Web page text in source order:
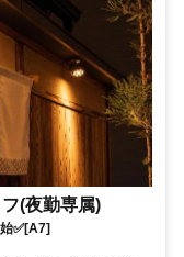
(夜勤専属)
✅[A7]